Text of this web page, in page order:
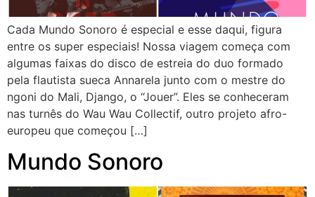
Cada Mundo Sonoro é especial e esse daqui, figura
entre os super especiais! Nossa viagem começa com
algumas faixas do disco de estreia do duo formado
pela flautista sueca Annarela junto com o mestre do
ngoni do Mali, Django, o “Jouer”. Eles se conheceram
nas turnês do Wau Wau Collectif, outro projeto afro-
europeu que começou […]
Mundo Sonoro